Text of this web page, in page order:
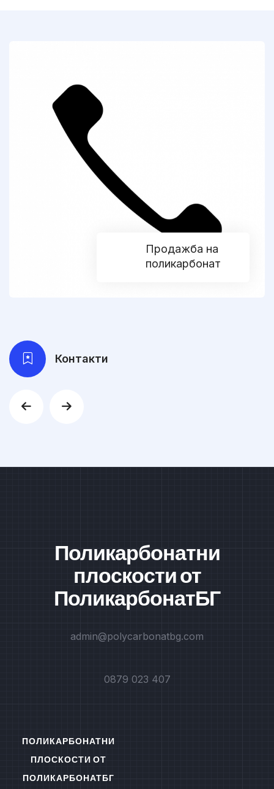
Продажба на
поликарбонат
Контакти
Поликарбонатни
плоскости от
ПоликарбонатБГ
admin@polycarbonatbg.com
0879 023 407
ПОЛИКАРБОНАТНИ
ПЛОСКОСТИ ОТ
ПОЛИКАРБОНАТБГ